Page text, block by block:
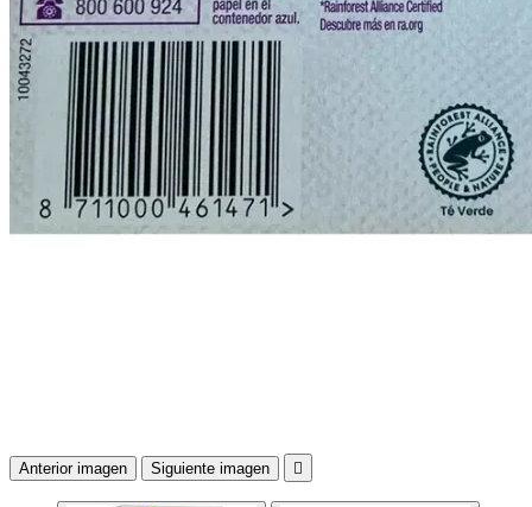
Anterior imagen Siguiente imagen 